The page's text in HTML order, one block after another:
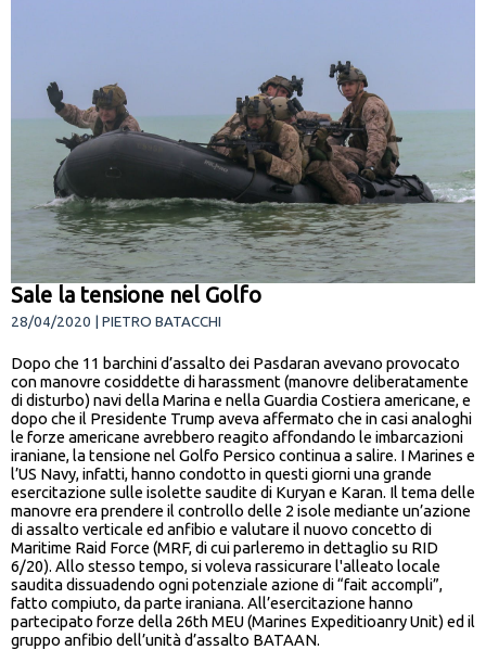
Sale la tensione nel Golfo
28/04/2020 | PIETRO BATACCHI
Dopo che 11 barchini d’assalto dei Pasdaran avevano provocato
con manovre cosiddette di harassment (manovre deliberatamente
di disturbo) navi della Marina e nella Guardia Costiera americane, e
dopo che il Presidente Trump aveva affermato che in casi analoghi
le forze americane avrebbero reagito affondando le imbarcazioni
iraniane, la tensione nel Golfo Persico continua a salire. I Marines e
l’US Navy, infatti, hanno condotto in questi giorni una grande
esercitazione sulle isolette saudite di Kuryan e Karan. Il tema delle
manovre era prendere il controllo delle 2 isole mediante un’azione
di assalto verticale ed anfibio e valutare il nuovo concetto di
Maritime Raid Force (MRF, di cui parleremo in dettaglio su RID
6/20). Allo stesso tempo, si voleva rassicurare l'alleato locale
saudita dissuadendo ogni potenziale azione di “fait accompli”,
fatto compiuto, da parte iraniana. All’esercitazione hanno
partecipato forze della 26th MEU (Marines Expeditioanry Unit) ed il
gruppo anfibio dell’unità d’assalto BATAAN.